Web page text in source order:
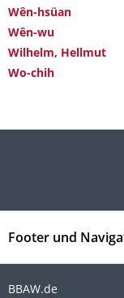
Wên-hsüan
Wên-wu
Wilhelm, Hellmut
Wo-chih
Footer und
BBAW.de